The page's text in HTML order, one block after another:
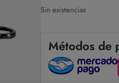
Sin existencias
Métodos de